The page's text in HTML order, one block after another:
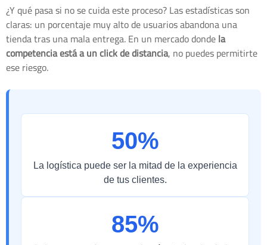
¿Y qué pasa si no se cuida este proceso? Las estadísticas son
claras: un porcentaje muy alto de usuarios abandona una
tienda tras una mala entrega. En un mercado dondela
competencia está a un click de distancia, no puedes permitirte
ese riesgo.
50%
La logística puede ser la mitad de la experiencia
de tus clientes.
85%